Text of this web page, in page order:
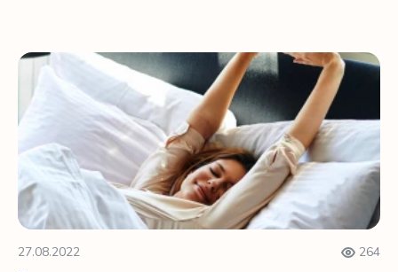
3 удивительных вечерних перекуса для лучшего сна
27.08.2022 264